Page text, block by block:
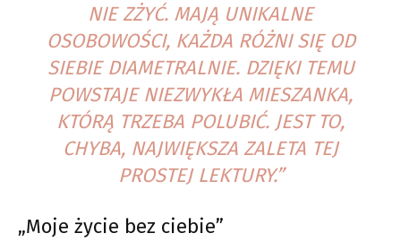
NIE ZŻYĆ. MAJĄ UNIKALNE
OSOBOWOŚCI, KAŻDA RÓŻNI SIĘ OD
SIEBIE DIAMETRALNIE. DZIĘKI TEMU
POWSTAJE NIEZWYKŁA MIESZANKA,
KTÓRĄ TRZEBA POLUBIĆ. JEST TO,
CHYBA, NAJWIĘKSZA ZALETA TEJ
PROSTEJ LEKTURY.”
„Moje życie bez ciebie”